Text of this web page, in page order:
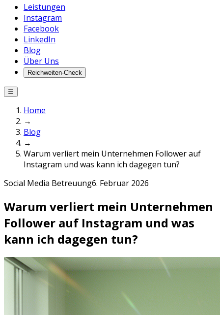
Leistungen
Instagram
Facebook
LinkedIn
Blog
Über Uns
Reichweiten-Check
☰
Home
→
Blog
→
Warum verliert mein Unternehmen Follower auf
Instagram und was kann ich dagegen tun?
Social Media Betreuung6. Februar 2026
Warum verliert mein Unternehmen
Follower auf Instagram und was
kann ich dagegen tun?